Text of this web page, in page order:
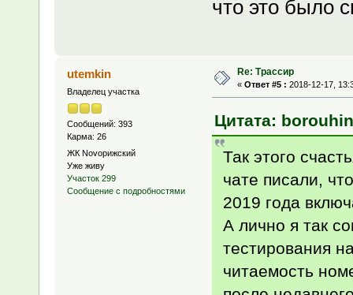
что это было
utemkin
Владелец участка
Сообщений: 393
Карма: 26
ЖК Novoрижский
Уже живу
Участок 299
Сообщение с подробностями
Re: Трассир
« Ответ #5 : 2018-12-17,
Цитата:
Так этого
чате писали,
2019 года
А лично я так
тестирования
читаемость